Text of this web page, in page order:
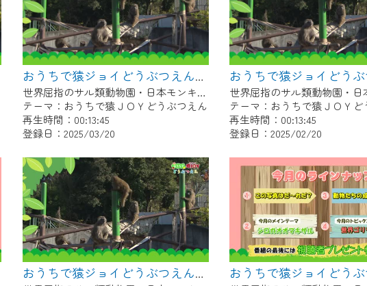
おうちで猿ジョイどうぶつえん～ブラッザグエノン～（2025年2月16日初回放送）
世界屈指のサル類動物園・日本モンキーセンター協力の親子で学べる動物番組。
テーマ：おうちで猿ＪＯＹどうぶつえん
再生時間：00:13:45
登録日：2025/03/20
テーマ：おうちで猿ＪＯＹど
再生時間：00:13:45
登録日：2025/02/20
おうちで猿ジョイどうぶつえん～ワオキツネザル～（2024年10月16日初回放送）